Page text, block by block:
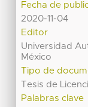
Fecha de
2020-11-04
Editor
Universidad
México
Tipo de
Tesis de
Palabras clave